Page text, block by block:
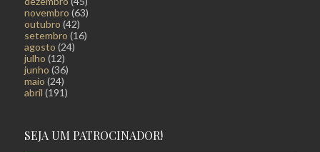
novembro (63)
outubro (42)
setembro (16)
agosto (24)
julho (12)
junho (36)
maio (24)
abril (191)
SEJA UM PATROCINADOR!